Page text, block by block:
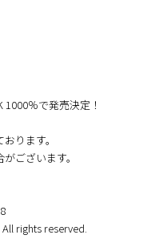
1000％で発売決定！
ります。
ございます。
All rights reserved.